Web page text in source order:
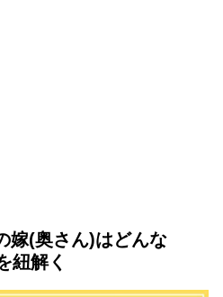
嫁(奥さん)はどんな
紐解く